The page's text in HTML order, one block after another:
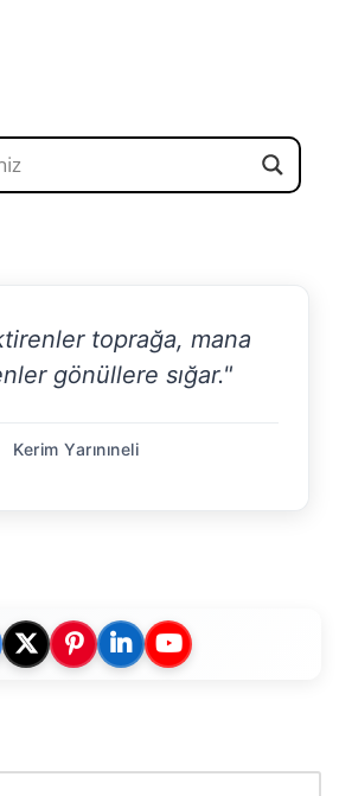
toprağa, mana
gönüllere sığar."
Kerim Yarınıneli